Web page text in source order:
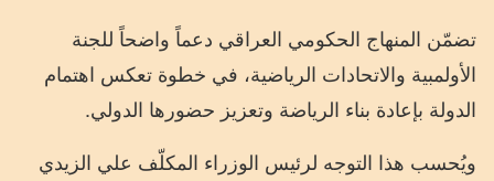
تضمّن المنهاج الحكومي العراقي دعماً واضحاً للجنة
الأولمبية والاتحادات الرياضية، في خطوة تعكس اهتمام
الدولة بإعادة بناء الرياضة وتعزيز حضورها الدولي.
ويُحسب هذا التوجه لرئيس الوزراء المكلّف علي الزيدي